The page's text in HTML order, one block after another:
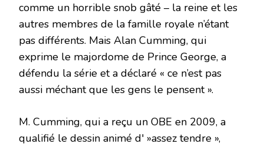
comme un horrible snob gâté – la reine et les
autres membres de la famille royale n’étant
pas différents. Mais Alan Cumming, qui
exprime le majordome de Prince George, a
défendu la série et a déclaré « ce n’est pas
aussi méchant que les gens le pensent ».
M. Cumming, qui a reçu un OBE en 2009, a
qualifié le dessin animé d' »assez tendre »,